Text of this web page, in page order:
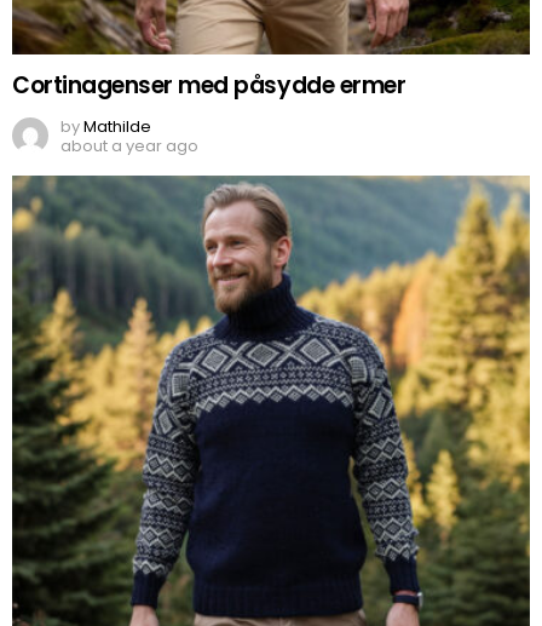
Cortinagenser med påsydde ermer
byMathilde
about a year ago